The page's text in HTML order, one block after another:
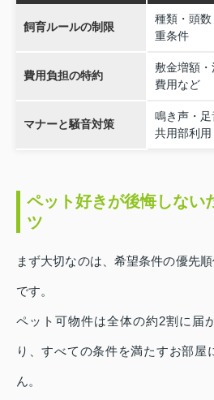
飼育ルールの制限
種類・頭数
重条件
費用負担の特約
敷金増額・
費用など
マナーと騒音対策
鳴き声・足
共用部利用
ペット好きが後悔しない
ツ
まず大切なのは、希望条件の優先
です。
ペット可物件は全体の約2割に届
り、すべての条件を満たすお部屋
ん。